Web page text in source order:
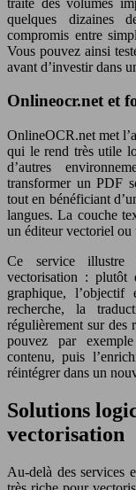
quelques dizaines
compromis entre
Vous pouvez ainsi
avant d’investir dans
Onlineocr.net et
OnlineOCR.net met
qui le rend très utile
d’autres
transformer un PDF
tout en bénéficiant
langues. La couche
un éditeur vectoriel ou
Ce service illustre
vectorisation : plutôt
graphique,
recherche, la
régulièrement sur des
pouvez par
contenu, puis
réintégrer dans un
Solutions
vectorisation
Au-delà des services